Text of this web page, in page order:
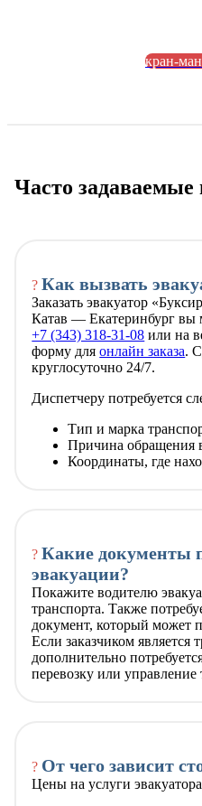
кран-
Часто задаваемые
? Как вызвать
Заказать эвакуатор
Катав — Екатеринбург вы
+7 (343) 318-31-08 или на
форму дляонлайн заказа.
круглосуточно 24/7.
Диспетчеру потребуется
Тип и марка
Причина обращения
Координаты, где
? Какие документы
эвакуации?
Покажите водителю
транспорта. Также
документ, который может
Если заказчиком является
дополнительно
перевозку или
? От чего зависит
Цены на услуги эвакуатора